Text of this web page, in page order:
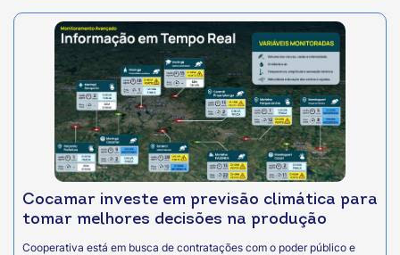
Cocamar investe em previsão climática para
tomar melhores decisões na produção
Cooperativa está em busca de contratações com o poder público e